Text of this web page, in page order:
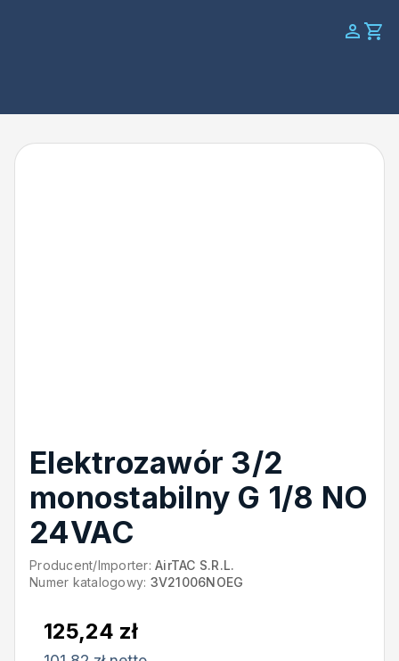
Elektrozawór 3/2
monostabilny G 1/8 NO
24VAC
Producent/Importer: AirTAC S.R.L.
Numer katalogowy: 3V21006NOEG
125,24 zł